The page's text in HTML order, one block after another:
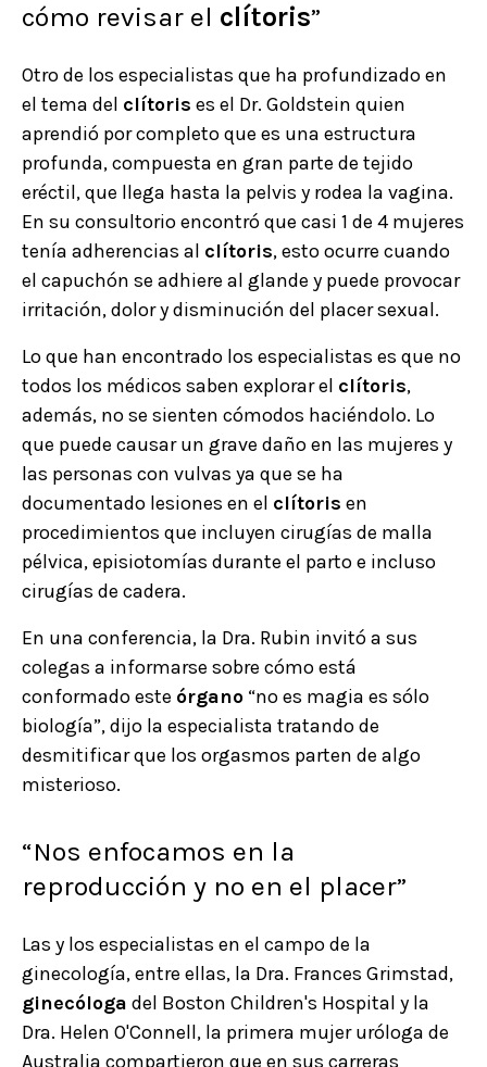
cómo revisar el clítoris”
Otro de los especialistas que ha profundizado en
el tema del clítoris es el Dr. Goldstein quien
aprendió por completo que es una estructura
profunda, compuesta en gran parte de tejido
eréctil, que llega hasta la pelvis y rodea la vagina.
En su consultorio encontró que casi 1 de 4 mujeres
tenía adherencias al clítoris, esto ocurre cuando
el capuchón se adhiere al glande y puede provocar
irritación, dolor y disminución del placer sexual.
Lo que han encontrado los especialistas es que no
todos los médicos saben explorar el clítoris,
además, no se sienten cómodos haciéndolo. Lo
que puede causar un grave daño en las mujeres y
las personas con vulvas ya que se ha
documentado lesiones en el clítoris en
procedimientos que incluyen cirugías de malla
pélvica, episiotomías durante el parto e incluso
cirugías de cadera.
En una conferencia, la Dra. Rubin invitó a sus
colegas a informarse sobre cómo está
conformado este órgano “no es magia es sólo
biología”, dijo la especialista tratando de
desmitificar que los orgasmos parten de algo
misterioso.
“Nos enfocamos en la
reproducción y no en el placer”
Las y los especialistas en el campo de la
ginecología, entre ellas, la Dra. Frances Grimstad,
ginecóloga del Boston Children's Hospital y la
Dra. Helen O'Connell, la primera mujer uróloga de
Australia compartieron que en sus carreras